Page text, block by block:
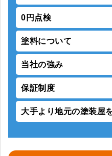
0円点検
塗料について
当社の強み
保証制度
大手より地元の塗装屋